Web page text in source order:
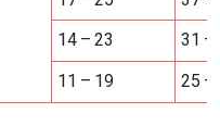
14 – 23
31 –
11 – 19 25 –